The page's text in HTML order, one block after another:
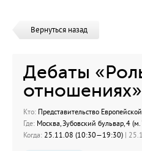
Вернуться назад
Дебаты
отношениях»
Кто: Представительство
Где: Москва, Зубовский бульвар, 4
Когда: 25.11.08 (10:30—19:30) |